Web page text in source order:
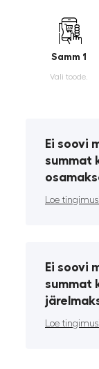
Samm 1
Vali toode.
Ei soovi
summat
Loe tingimusi
Ei soovi
summat
Loe tingimusi